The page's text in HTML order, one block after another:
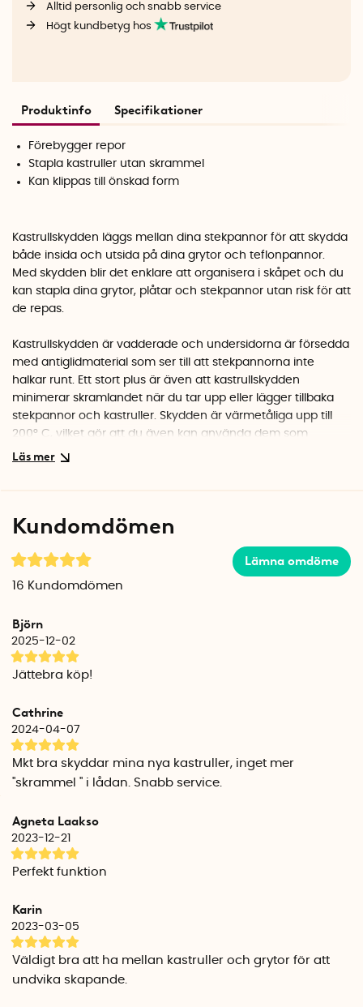
Alltid personlig och snabb service
Högt kundbetyg hos
Produktinfo Specifikationer
Förebygger repor
Stapla kastruller utan skrammel
Kan klippas till önskad form
Kastrullskydden läggs mellan dina stekpannor för att skydda
både insida och utsida på dina grytor och teflonpannor.
Med skydden blir det enklare att organisera i skåpet och du
kan stapla dina grytor, plåtar och stekpannor utan risk för att
de repas.
Kastrullskydden är vadderade och undersidorna är försedda
med antiglidmaterial som ser till att stekpannorna inte
halkar runt. Ett stort plus är även att kastrullskydden
minimerar skramlandet när du tar upp eller lägger tillbaka
stekpannor och kastruller. Skydden är värmetåliga upp till
200° C, vilket gör att du även kan använda dem som
grytunderlägg.
pack. Kan tvättas i tvättmaskin på 30 grader.
Kundomdömen
Lämna omdöme
16 Kundomdömen
Björn
2025-12-02
Jättebra köp!
Cathrine
2024-04-07
Mkt bra skyddar mina nya kastruller, inget mer
''skrammel '' i lådan. Snabb service.
Agneta Laakso
2023-12-21
Perfekt funktion
Karin
2023-03-05
Väldigt bra att ha mellan kastruller och grytor för att
undvika skapande.